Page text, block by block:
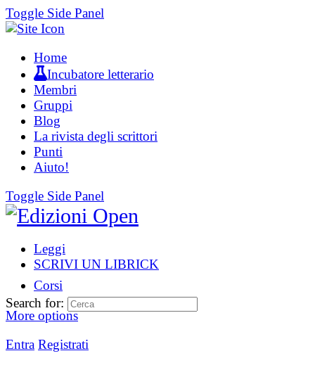
Toggle Side Panel
Home
Incubatore letterario
Membri
Gruppi
Blog
La rivista degli scrittori
Punti
Aiuto!
Toggle Side Panel
Leggi
SCRIVI UN LIBRICK
Corsi
More options
Entra Registrati
Search for: